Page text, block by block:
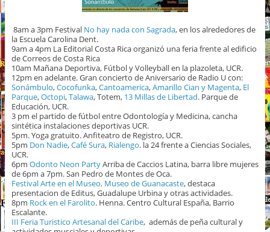
8am a 3pm Festival No hay nada con Sagrada, en los alrededores de
la Escuela Carolina Dent.
9am a 4pm La Editorial Costa Rica organizó una feria frente al edificio
de Correos de Costa Rica
10am Mañana Deportiva, Fútbol y Volleyball en la plazoleta, UCR.
12pm en adelante. Gran concierto de Aniversario de Radio U con:
Sonámbulo,Cocofunka,Cantoamerica,Amarillo Cian y Magenta, El
Parque,Octopi,Talawa, Totem, 13 Millas de Libertad. Parque de
Educación, UCR.
3 pm el partido de fútbol entre Odontología y Medicina, cancha
sintética instalaciones deportivas UCR.
5pm. Yoga gratuito. Anfiteatro de Registro, UCR.
5pm Don Nadie,Café Sura, Rialengo. la 24 frente a Ciencias Sociales,
UCR.
6pm Odonto Neon PartyArriba de Caccios Latina, barra libre mujeres
de 6pm a 7pm. San Pedro de Montes de Oca.
Festival Arte en el Museo, Museo de Guanacaste, destaca
presentacion de Editus, Guadalupe Urbina y otras actividades.
8pm Rock en el Farolito. Henna. Centro Cultural España, Barrio
Escalante.
III Feria Turistico Artesanal del Caribe, además de peña cultural y